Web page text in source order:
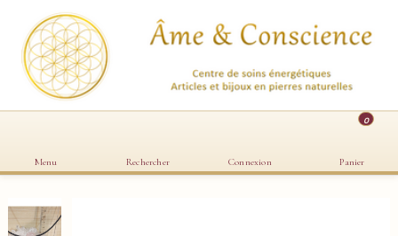
Menu Rechercher Connexion
0
Panier